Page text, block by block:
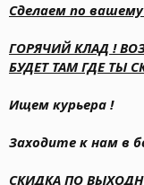
Сделаем по
ГОРЯЧИЙ КЛАД !
БУДЕТ ТАМ ГДЕ ТЫ
Ищем курьера !
Заходите к нам в
СКИДКА ПО